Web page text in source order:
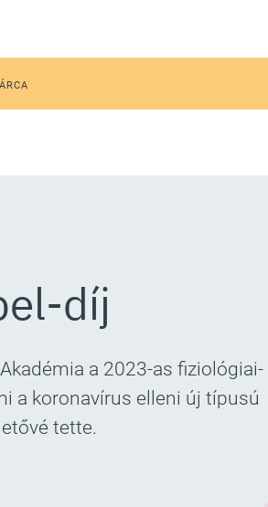
díj
a 2023-as fiziológiai-
a koronavírus elleni új típusú
tette.